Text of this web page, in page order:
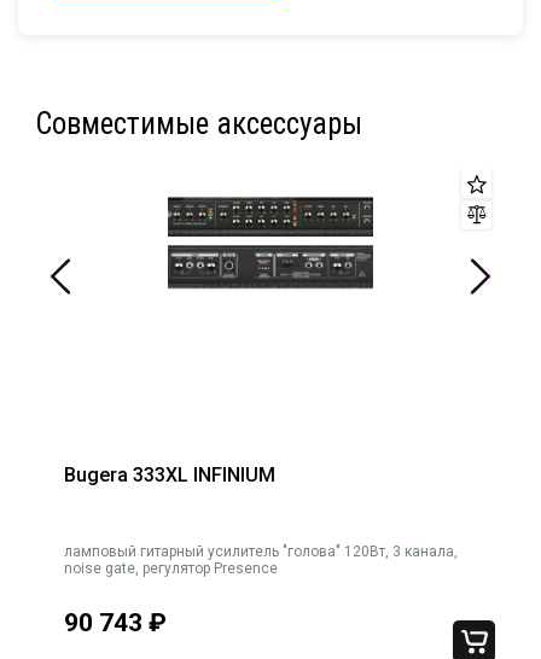
Совместимые аксессуары
Bugera 333XL INFINIUM
ламповый гитарный усилитель "голова" 120Вт, 3 канала,
noise gate, регулятор Presence
90 743 ₽